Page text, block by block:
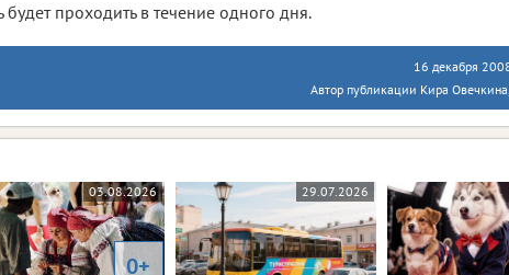
проходить в течение одного дня.
16 декабря
Автор публикации Кира
03.08.2026
0+
29.07.2026